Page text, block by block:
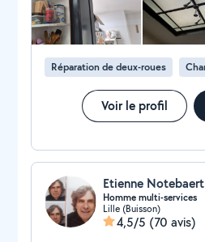
Réparation de deux-roues
Voir le profil
Etienne Notebaert
Homme multi-services
Lille (Buisson)
4,5/5 (70 avis)